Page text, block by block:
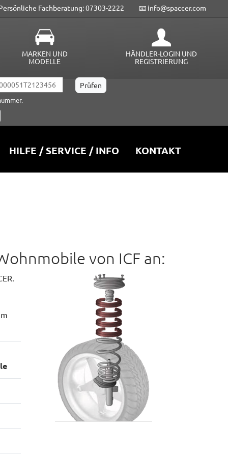
Fachberatung: 07303-2222 📧 info@spaccer.com
MARKEN UND
MODELLE
HÄNDLER-LOGIN UND
REGISTRIERUNG
HILFE / SERVICE / INFO KONTAKT
von ICF an: